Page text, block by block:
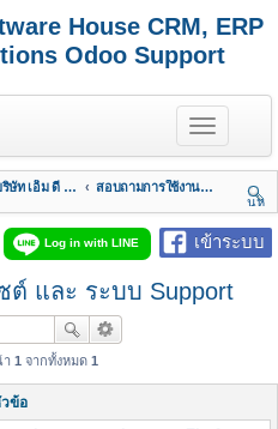
House CRM, ERP
Odoo Support
T
o
g
l
e
n
a
i
g
ถามข้อมูล บริษัท เอ็ม ดี ซอฟต์ จำกัด
สอบถามการใช้งานเว็บไซต์ และ ระบบ Support
นห
า
เข้าระบบ
Log in with LINE
ต์ และ ระบบ Support
า 1 จากทั้งหมด 1
ข้อ